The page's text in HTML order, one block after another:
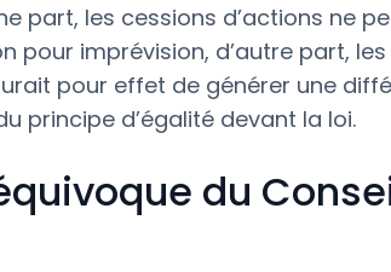
part, les cessions d’actions ne
pour imprévision, d’autre part,
pour effet de générer une
principe d’égalité devant la loi.
du